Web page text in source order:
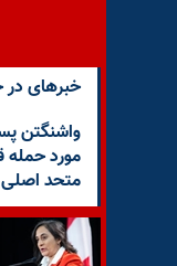
خبرهای
واشنگتن
مورد حمله
متحد اصلی